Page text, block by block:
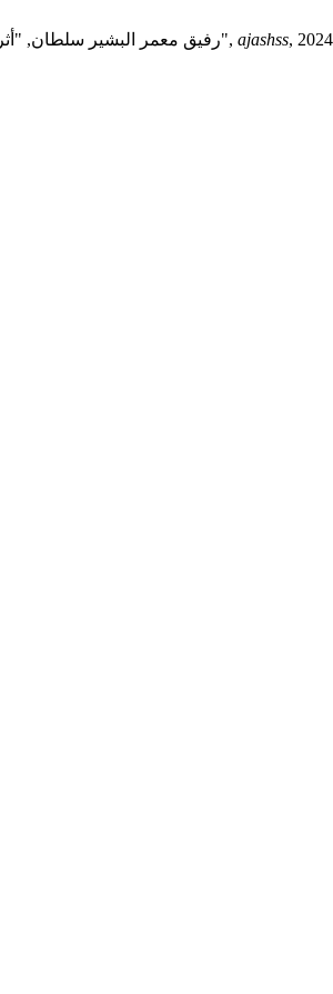
رفيق معمر البشير سلطان, "أثر عرض النقود على الناتج المحلي الإجمالي في ليبيا: دراسة تطبيقية على الاقتصاد الليبي خلال الفترة (2000-2022م)", ajashss